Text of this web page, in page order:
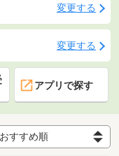
変更する
変更する
アプリで探す